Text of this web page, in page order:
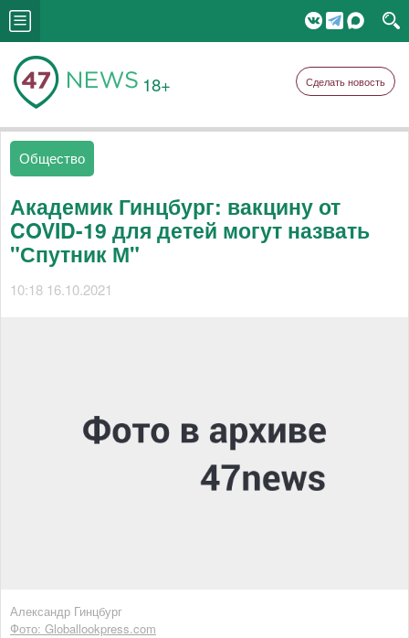
18+ Сделать новость
Общество
Академик Гинцбург: вакцину от
COVID-19 для детей могут назвать
"Спутник М"
10:18 16.10.2021
Александр Гинцбург
Фото: Globallookpress.com